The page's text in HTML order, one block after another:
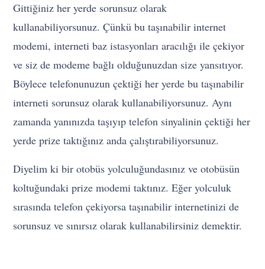
Gittiğiniz her yerde sorunsuz olarak
kullanabiliyorsunuz. Çünkü bu taşınabilir internet
modemi, interneti baz istasyonları aracılığı ile çekiyor
ve siz de modeme bağlı olduğunuzdan size yansıtıyor.
Böylece telefonunuzun çektiği her yerde bu taşınabilir
interneti sorunsuz olarak kullanabiliyorsunuz. Aynı
zamanda yanınızda taşıyıp telefon sinyalinin çektiği her
yerde prize taktığınız anda çalıştırabiliyorsunuz.
Diyelim ki bir otobüs yolculuğundasınız ve otobüsün
koltuğundaki prize modemi taktınız. Eğer yolculuk
sırasında telefon çekiyorsa taşınabilir internetinizi de
sorunsuz ve sınırsız olarak kullanabilirsiniz demektir.